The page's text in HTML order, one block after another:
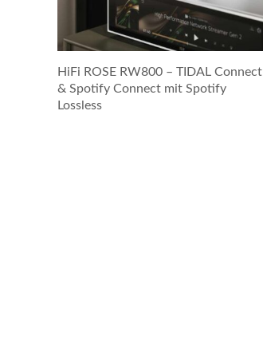
HiFi ROSE RW800 – TIDAL Connect
& Spotify Connect mit Spotify
Lossless